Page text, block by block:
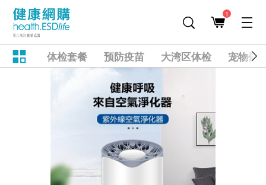
1
体检套餐 预防疫苗 大湾区体检 宠物健